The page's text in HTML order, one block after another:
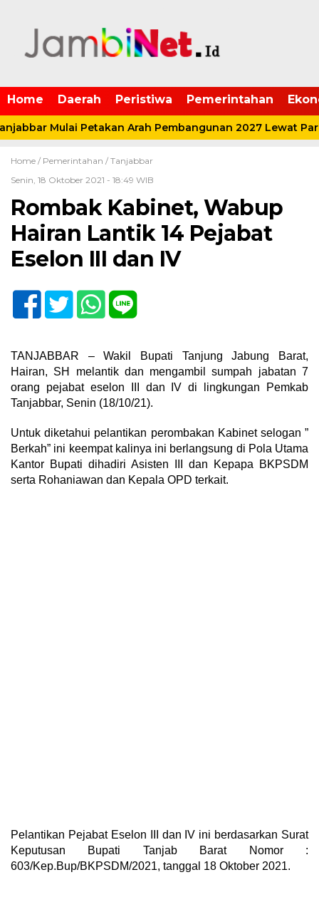
Home Daerah Peristiwa Pemerintahan
Mulai Petakan Arah Pembangunan 2027 Lewat
Home / Pemerintahan / Tanjabbar
Senin, 18 Oktober 2021 - 18:49 WIB
Rombak Kabinet, Wabup
Hairan Lantik 14 Pejabat
Eselon III dan IV
TANJABBAR – Wakil Bupati Tanjung Jabung Barat,
Hairan, SH melantik dan mengambil sumpah jabatan 7
orang pejabat eselon III dan IV di lingkungan Pemkab
Tanjabbar, Senin (18/10/21).
Untuk diketahui pelantikan perombakan Kabinet selogan ”
Berkah” ini keempat kalinya ini berlangsung di Pola Utama
Kantor Bupati dihadiri Asisten III dan Kepapa BKPSDM
serta Rohaniawan dan Kepala OPD terkait.
Pelantikan Pejabat Eselon III dan IV ini berdasarkan Surat
Keputusan Bupati Tanjab Barat Nomor :
603/Kep.Bup/BKPSDM/2021, tanggal 18 Oktober 2021.